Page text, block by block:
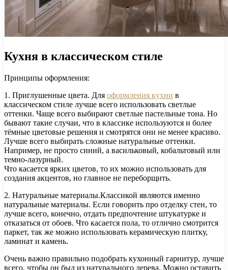
Кухня в классическом стиле
Принципы оформления:
1. Приглушенные цвета. Для оформления кухни в
классическом стиле лучше всего использовать светлые
оттенки. Чаще всего выбирают светлые пастельные тона. Но
бывают такие случаи, что в классике используются и более
тёмные цветовые решения и смотрятся они не менее красиво.
Лучше всего выбирать сложные натуральные оттенки.
Например, не просто синий, а васильковый, кобальтовый или
темно-лазурный.
Что касается ярких цветов, то их можно использовать для
создания акцентов, но главное не переборщить.
2. Натуральные материалы.Классикой являются именно
натуральные материалы. Если говорить про отделку стен, то
лучше всего, конечно, отдать предпочтение штукатурке и
отказаться от обоев. Что касается пола, то отлично смотрится
паркет, так же можно использовать керамическую плитку,
ламинат и камень.
Очень важно правильно подобрать кухонный гарнитур, лучше
всего, чтобы он был из натурального дерева. Можно оставить